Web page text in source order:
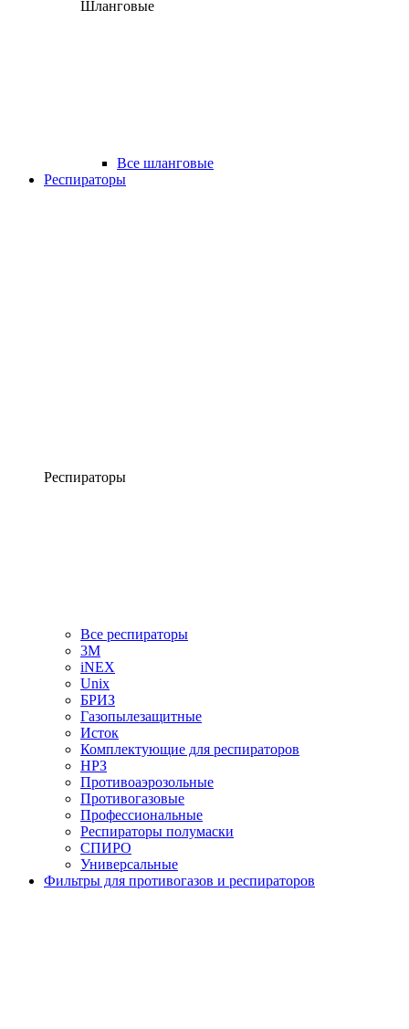
Шланговые
Все шланговые
Респираторы
Респираторы
Все респираторы
3М
iNEX
Unix
БРИЗ
Газопылезащитные
Исток
Комплектующие для респираторов
НРЗ
Противоаэрозольные
Противогазовые
Профессиональные
Респираторы полумаски
СПИРО
Универсальные
Фильтры для противогазов и респираторов